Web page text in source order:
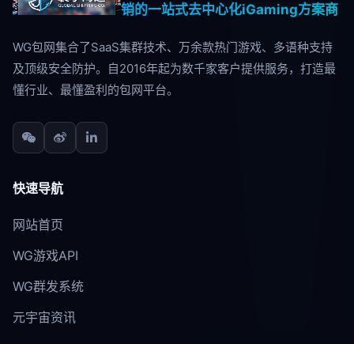
销的一站式去中心化iGaming方案商
WG包网集合了SaaS集群技术、万余款热门游戏、多语种支持
及顶级安全防护。自2016年起为数千家客户提供服务，打造最
懂行业、最懂盈利的包网平台。
快速导航
网站首页
WG游戏API
WG群发系统
元宇宙资讯